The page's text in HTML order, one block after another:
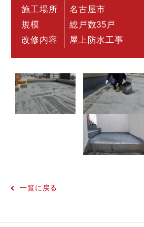
施工場所
名古屋市
規模
総戸数35戸
改修内容
屋上防水工事
一覧に戻る